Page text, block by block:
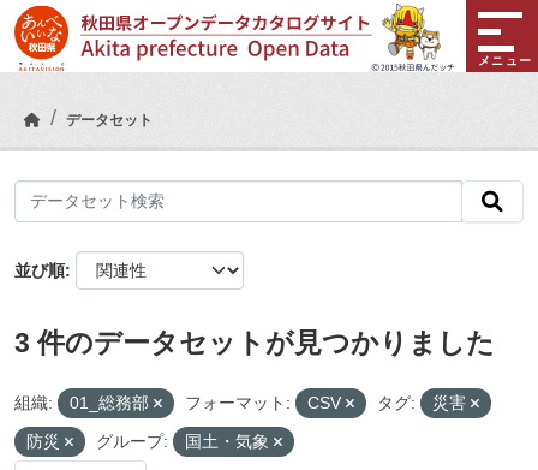
Skip to main content
メニュー
データセット
並び順
3 件のデータセットが見つかりました
組織: 01_総務部 フォーマット: CSV タグ:
災害
防災
グループ: 国土・気象